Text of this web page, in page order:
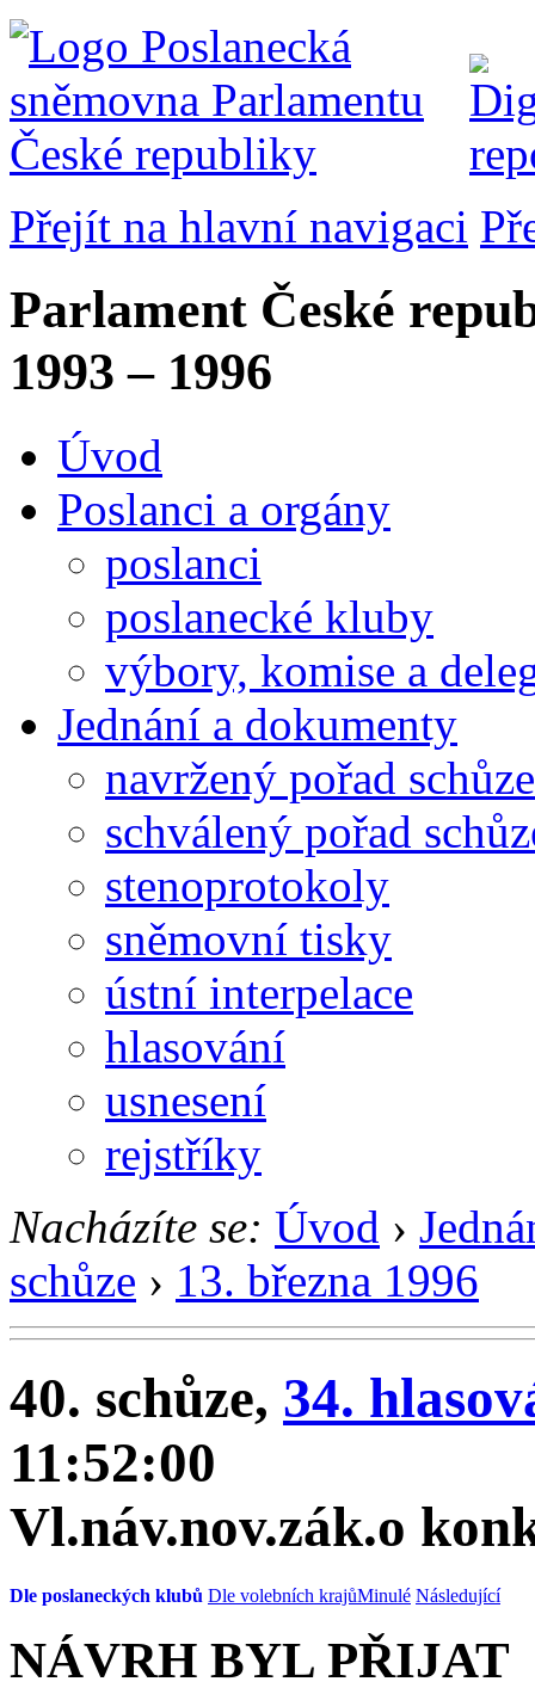
Přejít na hlavní navigaci
Parlament České
1993 – 1996
Úvod
Poslanci a orgány
poslanci
poslanecké kluby
výbory, komise a
Jednání a dokumenty
navržený pořad schůze
schválený pořad
stenoprotokoly
sněmovní tisky
ústní interpelace
hlasování
usnesení
rejstříky
Nacházíte se: Úvod ›
schůze › 13. března 1996
40. schůze, 34.
11:52:00
Vl.náv.nov.zák.o
Dle poslaneckých klubů Dle volebních krajůMinulé Následující
NÁVRH BYL PŘIJAT